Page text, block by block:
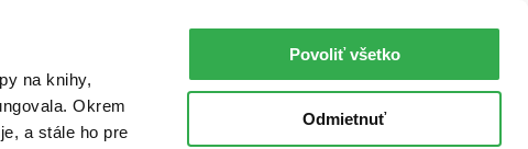
na knihy,
Okrem
a stále ho pre
Povoliť všetko
Odmietnuť